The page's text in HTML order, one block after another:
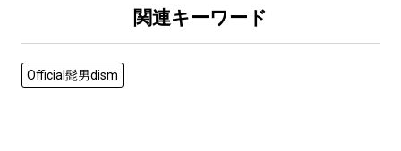
関連キーワード
Official髭男dism